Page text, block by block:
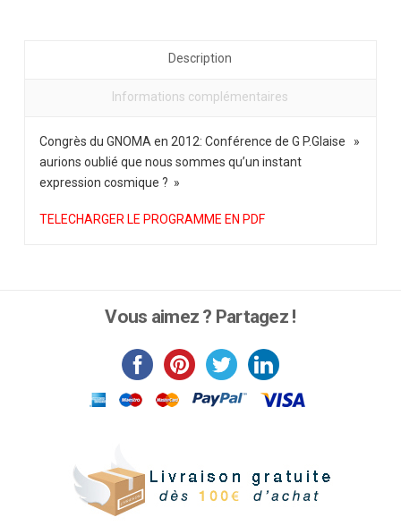
Description
Informations complémentaires
Congrès du GNOMA en 2012: Conférence de G P.Glaise »
aurions oublié que nous sommes qu’un instant
expression cosmique ? »
TELECHARGER LE PROGRAMME EN PDF
Vous aimez ? Partagez !